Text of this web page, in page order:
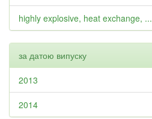
highly explosive, heat exchange, ...
за датою випуску
2013
2014